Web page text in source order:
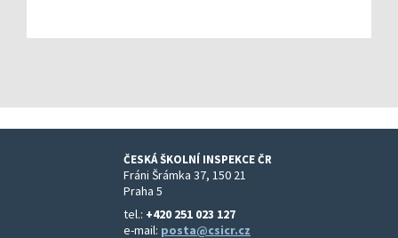
ČESKÁ ŠKOLNÍ INSPEKCE ČR
Fráni Šrámka 37, 150 21
Praha 5
tel.: +420 251 023 127
e-mail: posta@csicr.cz